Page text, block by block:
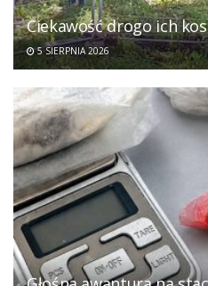
Ciekawość drogo ich
5 SIERPNIA 2026